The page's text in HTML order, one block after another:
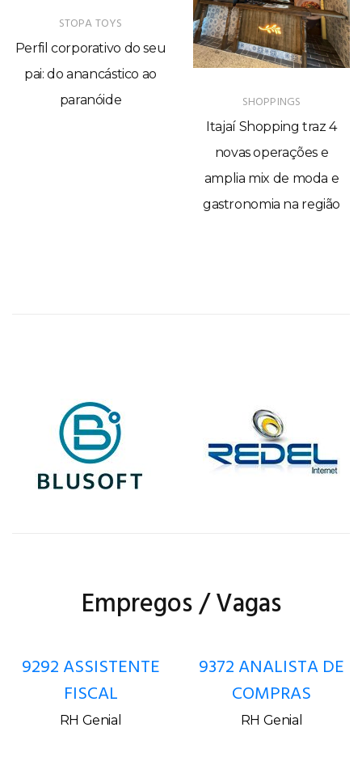
STOPA TOYS
Perfil corporativo do seu
pai: do anancástico ao
paranóide
SHOPPINGS
Itajaí Shopping traz 4
novas operações e
amplia mix de moda e
gastronomia na região
Empregos / Vagas
9292 ASSISTENTE
FISCAL
RH Genial
9372 ANALISTA DE
COMPRAS
RH Genial